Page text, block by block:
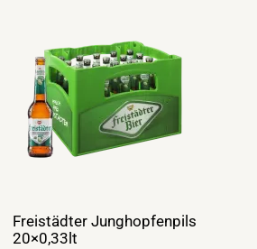
Freistädter Junghopfenpils
20×0,33lt